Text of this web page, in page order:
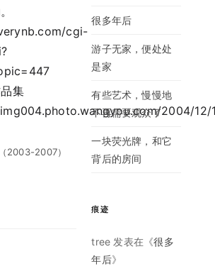
cgi-
集
2004/
2003-2007）
很多年后
游子无家，便处处
是家
有些艺术，慢慢地
不再需要观众了
一块荧光牌，和它
背后的房间
痕迹
tree 发表在《很多
年后》